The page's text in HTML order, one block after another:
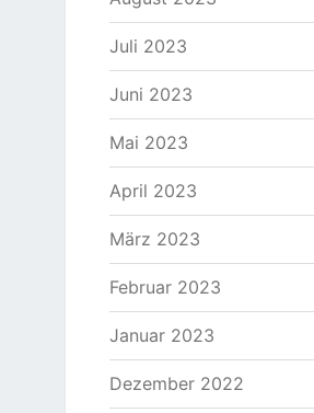
Juli 2023
Juni 2023
Mai 2023
April 2023
März 2023
Februar 2023
Januar 2023
Dezember 2022